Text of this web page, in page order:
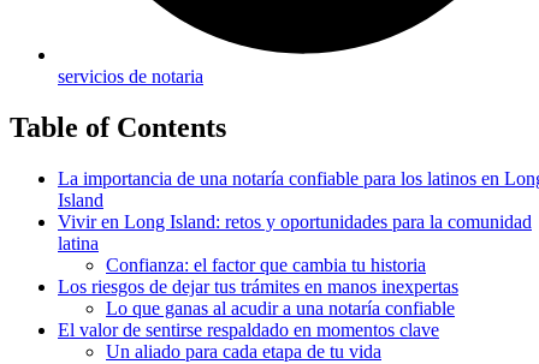
servicios de notaria
Table of Contents
La importancia de una notaría confiable para los latinos en
Island
Vivir en Long Island: retos y oportunidades para la comunidad
latina
Confianza: el factor que cambia tu historia
Los riesgos de dejar tus trámites en manos inexpertas
Lo que ganas al acudir a una notaría confiable
El valor de sentirse respaldado en momentos clave
Un aliado para cada etapa de tu vida